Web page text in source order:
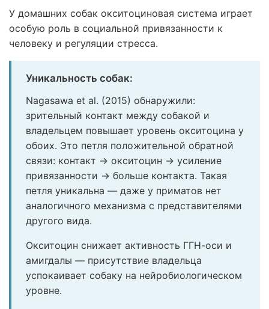
У домашних собак окситоциновая система играет
особую роль в социальной привязанности к
человеку и регуляции стресса.
Уникальность собак:
Nagasawa et al. (2015) обнаружили:
зрительный контакт между собакой и
владельцем повышает уровень окситоцина у
обоих. Это петля положительной обратной
связи: контакт → окситоцин → усиление
привязанности → больше контакта. Такая
петля уникальна — даже у приматов нет
аналогичного механизма с представителями
другого вида.
Окситоцин снижает активность ГГН-оси и
амигдалы — присутствие владельца
успокаивает собаку на нейробиологическом
уровне.